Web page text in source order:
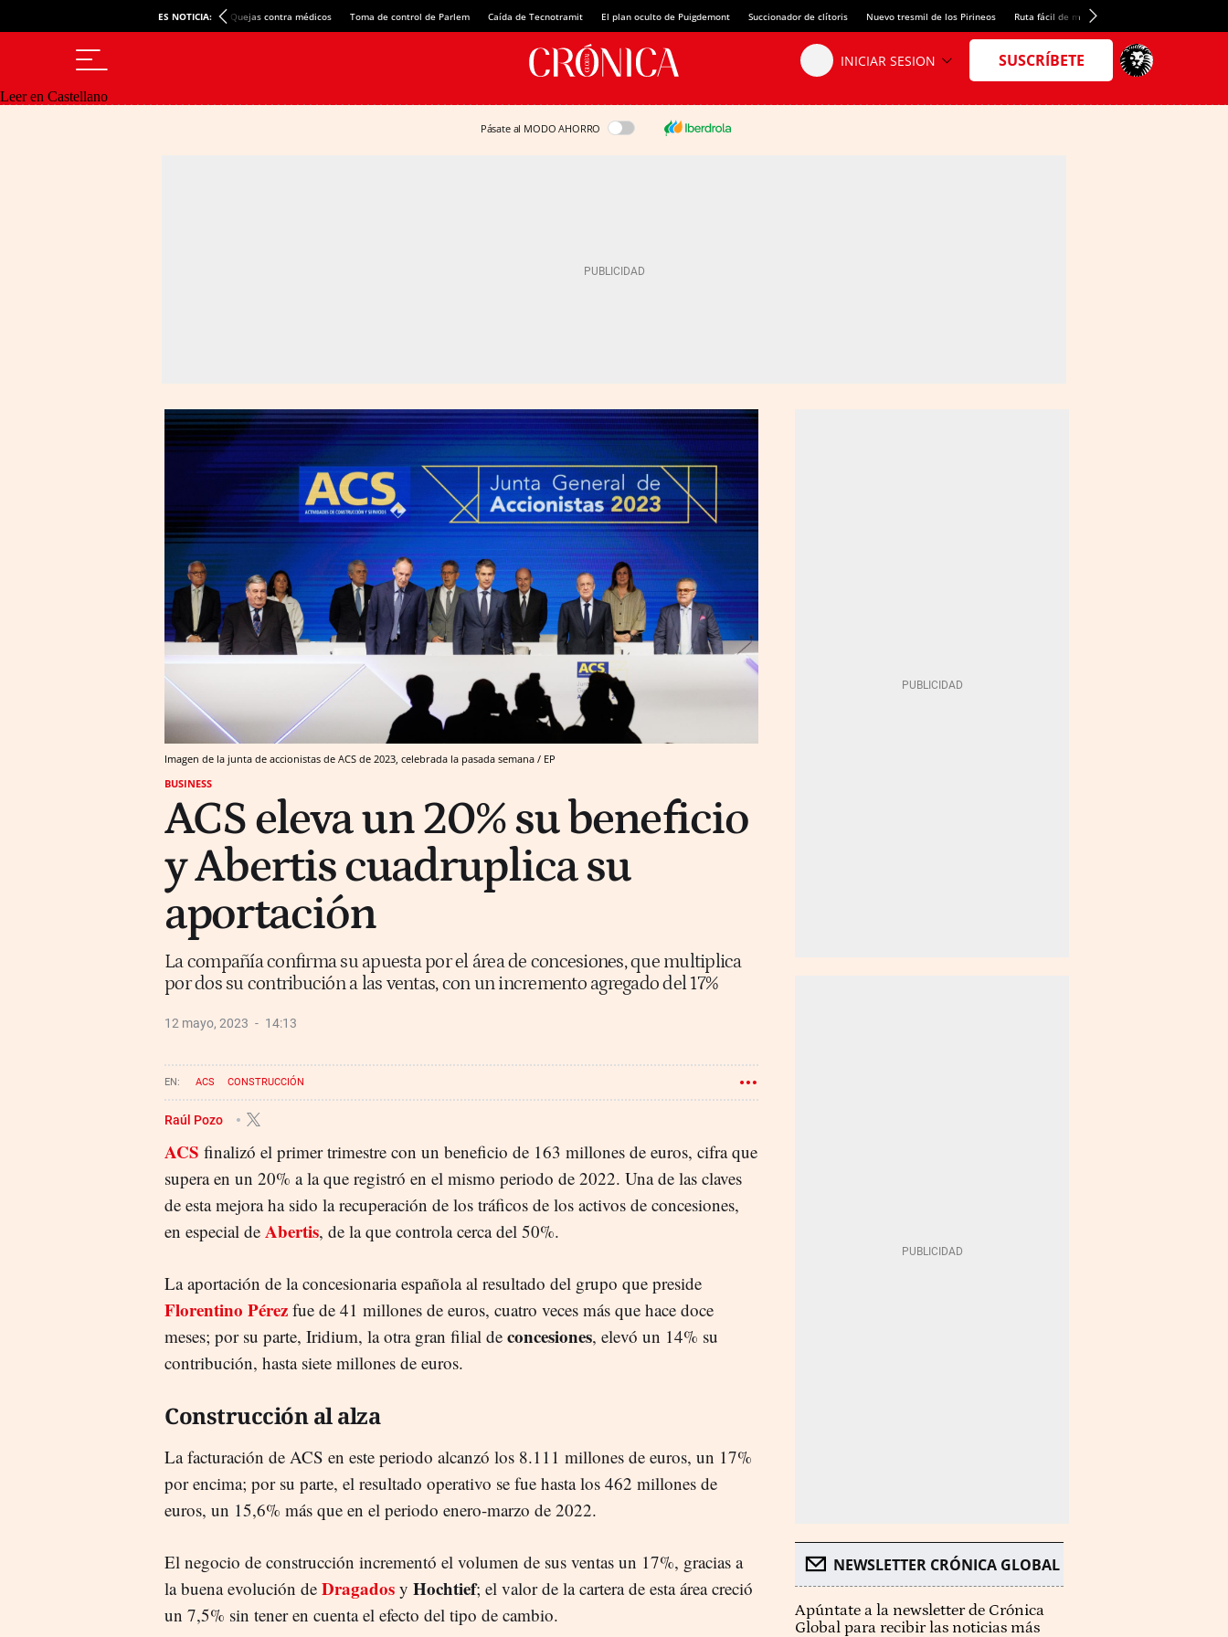
ES NOTICIA: Quejas contra médicos Toma de control de Parlem Caída de Tecnotramit El plan oculto de Puigdemont Succionador de clítoris Nuevo tresmil de los Pirineos Ruta fácil de montaña
Leer en Castellano
Pásate al MODO AHORRO
Imagen de la junta de accionistas de ACS de 2023, celebrada la pasada semana / EP
BUSINESS
ACS eleva un 20% su beneficio
y Abertis cuadruplica su
aportación
La compañía confirma su apuesta por el área de concesiones, que multiplica
por dos su contribución a las ventas, con un incremento agregado del 17%
12 mayo, 2023 14:13
ACS CONSTRUCCIÓN
Raúl Pozo
ACS finalizó el primer trimestre con un beneficio de 163 millones de euros, cifra que
supera en un 20% a la que registró en el mismo periodo de 2022. Una de las claves
de esta mejora ha sido la recuperación de los tráficos de los activos de concesiones,
en especial de Abertis, de la que controla cerca del 50%.
La aportación de la concesionaria española al resultado del grupo que preside
Florentino Pérez fue de 41 millones de euros, cuatro veces más que hace doce
meses; por su parte, Iridium, la otra gran filial de concesiones, elevó un 14% su
contribución, hasta siete millones de euros.
Construcción al alza
La facturación de ACS en este periodo alcanzó los 8.111 millones de euros, un 17%
por encima; por su parte, el resultado operativo se fue hasta los 462 millones de
euros, un 15,6% más que en el periodo enero-marzo de 2022.
El negocio de construcción incrementó el volumen de sus ventas un 17%, gracias a
la buena evolución de Dragados y Hochtief; el valor de la cartera de esta área creció
un 7,5% sin tener en cuenta el efecto del tipo de cambio.
NEWSLETTER CRÓNICA GLOBAL
Apúntate a la newsletter de Crónica
Global para recibir las noticias más